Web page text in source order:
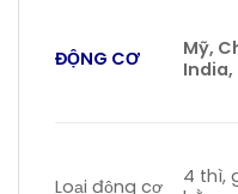
ĐỘNG CƠ
Mỹ,
Loại động cơ
4 thì,